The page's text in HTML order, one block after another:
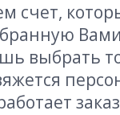
счет,
выбрать